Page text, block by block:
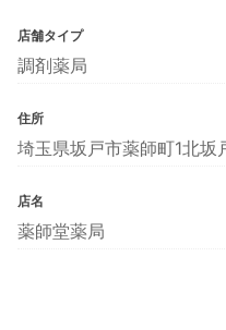
店舗タイプ
調剤薬局
住所
埼玉県坂戸市薬師町1北坂
店名
薬師堂薬局